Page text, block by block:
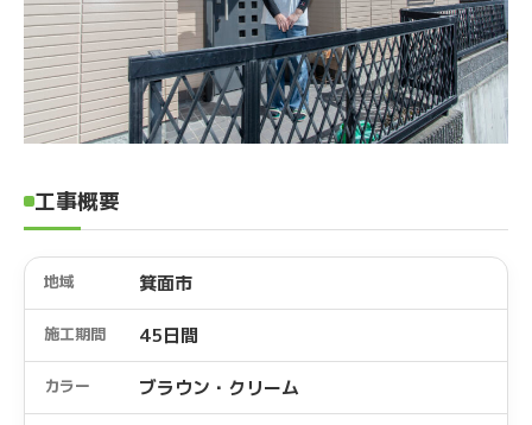
工事概要
地域 箕面市
施工期間 45日間
カラー ブラウン・クリーム